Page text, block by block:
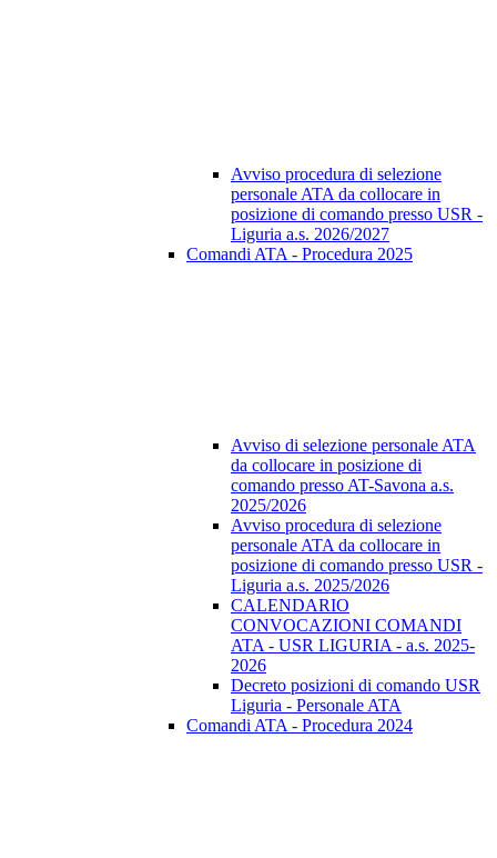
Avviso procedura di selezione
personale ATA da collocare in
posizione di comando presso USR -
Liguria a.s. 2026/2027
Comandi ATA - Procedura 2025
Avviso di selezione personale ATA
da collocare in posizione di
comando presso AT-Savona a.s.
2025/2026
Avviso procedura di selezione
personale ATA da collocare in
posizione di comando presso USR -
Liguria a.s. 2025/2026
CALENDARIO
CONVOCAZIONI COMANDI
ATA - USR LIGURIA - a.s. 2025-
2026
Decreto posizioni di comando USR
Liguria - Personale ATA
Comandi ATA - Procedura 2024